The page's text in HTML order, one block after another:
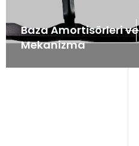
Baza Amortisörleri ve
Mekanizma